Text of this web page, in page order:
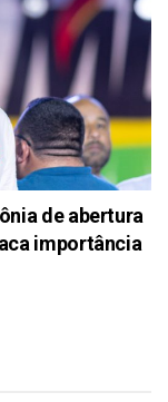
de abertura
importância